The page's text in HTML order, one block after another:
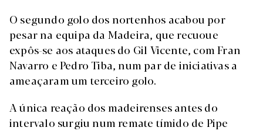
O segundo golo dos nortenhos acabou por
pesar na equipa da Madeira, que recuoue
expôs-se aos ataques do Gil Vicente, com Fran
Navarro e Pedro Tiba, num par de iniciativas a
ameaçaram um terceiro golo.
A única reação dos madeirenses antes do
intervalo surgiu num remate tímido de Pipe